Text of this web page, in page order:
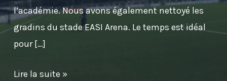
l’académie. Nous avons également nettoyé les
gradins du stade EASI Arena. Le temps est idéal
pour […]
Nettoyage
Lire la suite »